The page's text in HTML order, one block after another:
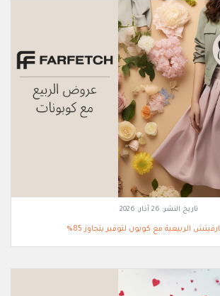
تاريخ النشر: 26 آذار, 2026
الربيعية مع كوبون لتوفير يتجاوز 85%